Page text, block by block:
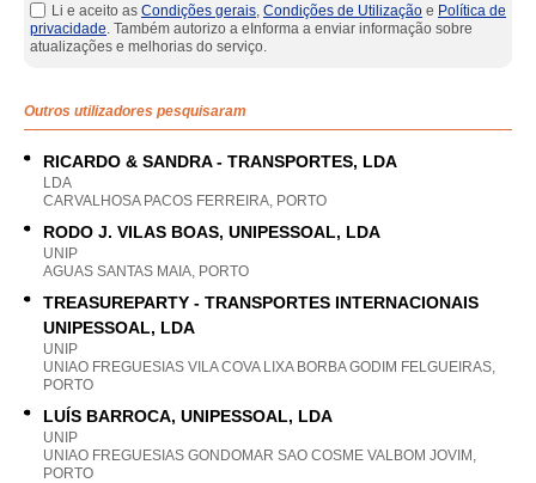
Li e aceito as Condições gerais, Condições de Utilização e Política de
privacidade. Também autorizo a eInforma a enviar informação sobre
atualizações e melhorias do serviço.
Outros utilizadores pesquisaram
RICARDO & SANDRA - TRANSPORTES, LDA
LDA
CARVALHOSA PACOS FERREIRA, PORTO
RODO J. VILAS BOAS, UNIPESSOAL, LDA
UNIP
AGUAS SANTAS MAIA, PORTO
TREASUREPARTY - TRANSPORTES INTERNACIONAIS
UNIPESSOAL, LDA
UNIP
UNIAO FREGUESIAS VILA COVA LIXA BORBA GODIM FELGUEIRAS,
PORTO
LUÍS BARROCA, UNIPESSOAL, LDA
UNIP
UNIAO FREGUESIAS GONDOMAR SAO COSME VALBOM JOVIM,
PORTO